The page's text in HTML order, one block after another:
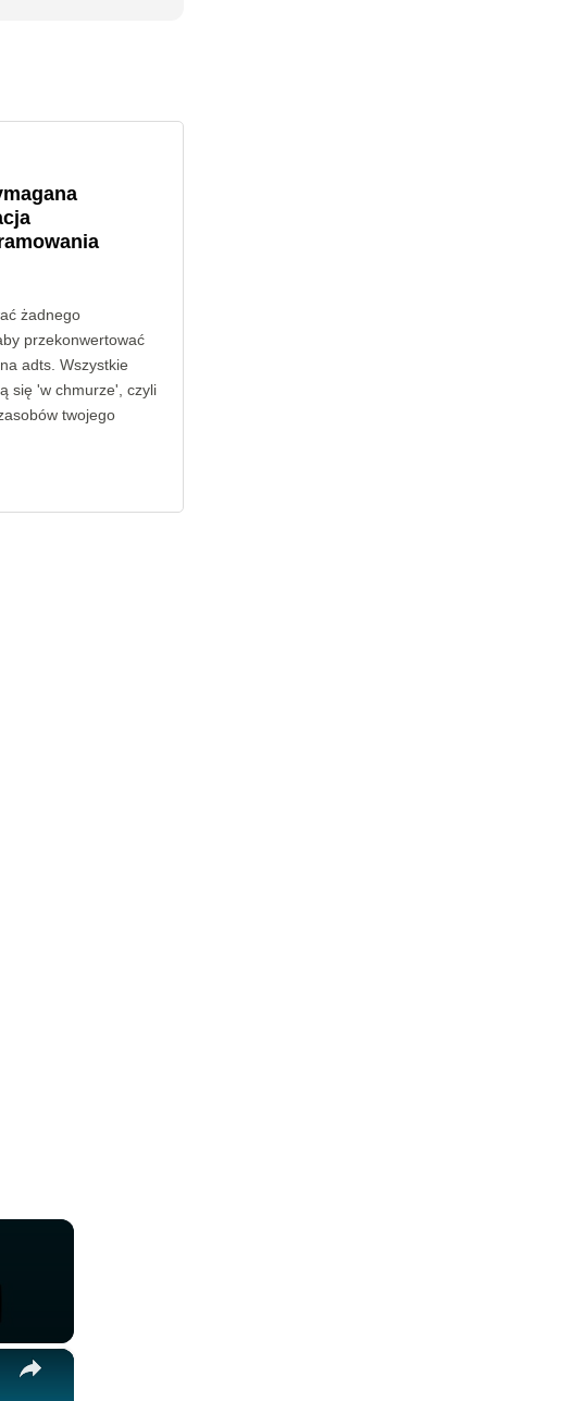
żadnego
przekonwertować
adts. Wszystkie
się 'w chmurze', czyli
twojego
×